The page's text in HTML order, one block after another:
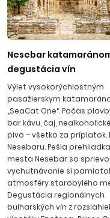
približne 20 kilometrov
ho v 4. storočí pred n.l.
pri veľkej lagúne
liečivým limanovým
najväčším liečebným
získava soľ
piesok vhodný pre
mora. Nájdete tu veľa
vodné športy,
bicyklov. Transfer z
Nesebar
degustácia vín
Výlet vysokorýchlostným
pasažierskym
„SeaCat One“. Počas
bar kávu, čaj,
pivo – všetko za príplatok.
Nesebaru. Pešia
mesta Nesebar so
vychutnávanie si
atmosféry starobylého
Degustácia regionálnych
bulharských vín z